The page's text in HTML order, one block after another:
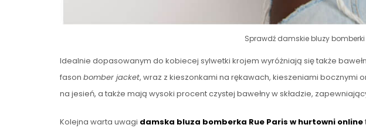
Sprawdź damskie bluzy
Idealnie dopasowanym do kobiecej sylwetki krojem wyróżniają się także
fason bomber jacket, wraz z kieszonkami na rękawach, kieszeniami
na jesień, a także mają wysoki procent czystej bawełny w składzie,
Kolejna warta uwagi damska bluza bomberka Rue Paris w hurtowni online